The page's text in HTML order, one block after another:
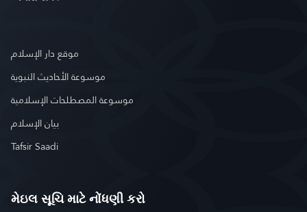
موقع دار الإسلام
موسوعة الأحاديث النبوية
موسوعة المصطلحات الإسلامية
بيان الإسلام
Tafsir Saadi
મેઇલ સૂચિ માટે નોંધણી કરો